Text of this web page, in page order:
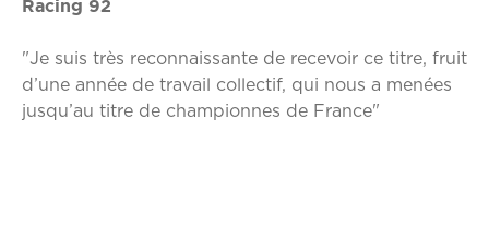
Racing 92
"Je suis très reconnaissante de recevoir ce titre, fruit
d’une année de travail collectif, qui nous a menées
jusqu’au titre de championnes de France"